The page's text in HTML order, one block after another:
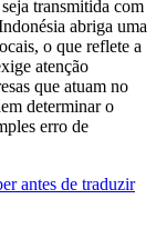
transmitida com
abriga uma
o que reflete a
atenção
que atuam no
determinar o
erro de